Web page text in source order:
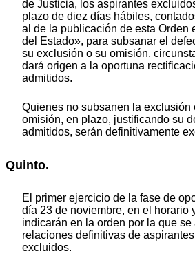
de Justicia, los aspirantes
plazo de diez días hábiles,
al de la publicación de esta Orden
del Estado», para subsanar el
su exclusión o su omisión,
dará origen a la oportuna
admitidos.
Quienes no subsanen la exclusión
omisión, en plazo, justificando su
admitidos, serán definitivamente
Quinto.
El primer ejercicio de la fase de
día 23 de noviembre, en el horario
indicarán en la orden por la que
relaciones definitivas de
excluidos.